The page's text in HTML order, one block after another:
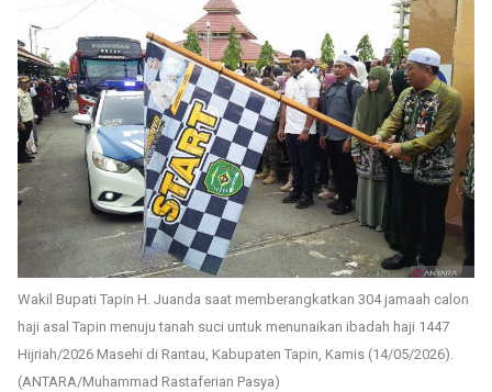
Wakil Bupati Tapin H. Juanda saat memberangkatkan 304 jamaah calon
haji asal Tapin menuju tanah suci untuk menunaikan ibadah haji 1447
Hijriah/2026 Masehi di Rantau, Kabupaten Tapin, Kamis (14/05/2026).
(ANTARA/Muhammad Rastaferian Pasya)